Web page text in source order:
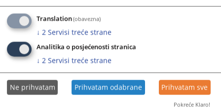
6715PREGLEDA
Translation(obavezna)
↓ 2 Servisi treće strane
Analitika o posjećenosti stranica
↓ 2 Servisi treće strane
Ne prihvatam Prihvatam odabrane Prihvatam sve
Pokreće Klaro!